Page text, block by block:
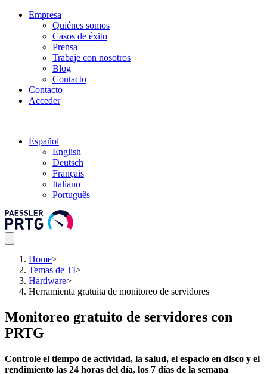
Empresa
Quiénes somos
Casos de éxito
Prensa
Trabaje con nosotros
Blog
Contacto
Contacto
Acceder
Español
English
Deutsch
Français
Italiano
Português
Home>
Temas de TI>
Hardware>
Herramienta gratuita de monitoreo de servidores
Monitoreo gratuito de servidores con
PRTG
Controle el tiempo de actividad, la salud, el espacio en disco y el
rendimiento las 24 horas del día, los 7 días de la semana